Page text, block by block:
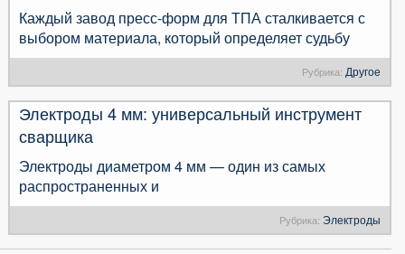
Каждый завод пресс-форм для ТПА сталкивается с
выбором материала, который определяет судьбу
Рубрика: Другое
Электроды 4 мм: универсальный инструмент
сварщика
Электроды диаметром 4 мм — один из самых
распространенных и
Рубрика: Электроды